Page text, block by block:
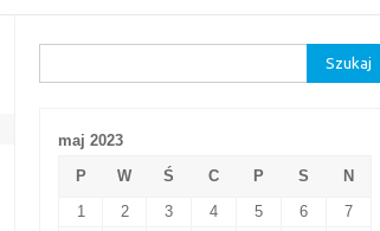
maj 2023
P
W Ś C P S
N
1
2 3 4 5 6
7